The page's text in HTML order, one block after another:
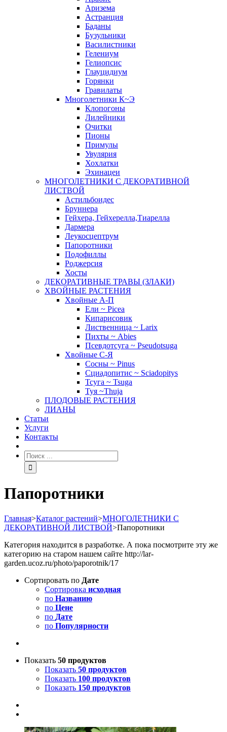
Аризема
Астранция
Баданы
Бузульники
Василистники
Гелениум
Гелиопсис
Глауцидиум
Горянки
Гравилаты
Многолетники К~Э
Клопогоны
Лилейники
Очитки
Пионы
Примулы
Увулярия
Хохлатки
Эхинацеи
МНОГОЛЕТНИКИ С ДЕКОРАТИВНОЙ
ЛИСТВОЙ
Астильбоидес
Бруннера
Гейхера, Гейхерелла,Тиарелла
Дармера
Леукосцептрум
Папоротники
Подофиллы
Роджерсия
Хосты
ДЕКОРАТИВНЫЕ ТРАВЫ (ЗЛАКИ)
ХВОЙНЫЕ РАСТЕНИЯ
Хвойные А-П
Ели ~ Picea
Кипарисовик
Лиственница ~ Larix
Пихты ~ Abies
Псевдотсуга ~ Pseudotsuga
Хвойные С-Я
Сосны ~ Pinus
Сциадопитис ~ Sciadopitys
Тсуга ~ Tsuga
Туя ~Thuja
ПЛОДОВЫЕ РАСТЕНИЯ
ЛИАНЫ
Статьи
Услуги
Контакты
Папоротники
Главная>Каталог растений>МНОГОЛЕТНИКИ С
ДЕКОРАТИВНОЙ ЛИСТВОЙ>Папоротники
Категория находится в разработке. А пока посмотрите эту же
категорию на старом нашем сайте http://lar-
garden.ucoz.ru/photo/paporotnik/17
Сортировать по Дате
Сортировка исходная
по Названию
по Цене
по Дате
по Популярности
Показать 50 продуктов
Показать 50 продуктов
Показать 100 продуктов
Показать 150 продуктов